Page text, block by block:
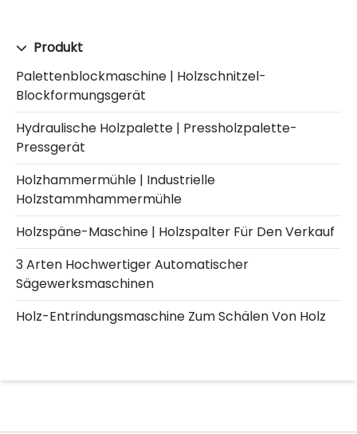
Produkt
Palettenblockmaschine | Holzschnitzel-
Blockformungsgerät
Hydraulische Holzpalette | Pressholzpalette-
Pressgerät
Holzhammermühle | Industrielle
Holzstammhammermühle
Holzspäne-Maschine | Holzspalter Für Den Verkauf
3 Arten Hochwertiger Automatischer
Sägewerksmaschinen
Holz-Entrindungsmaschine Zum Schälen Von Holz